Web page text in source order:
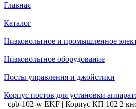
Главная
–
Каталог
–
Низковольтное и промышленное
–
Низковольтное оборудование
–
Посты управления и джойстики
–
Корпус постов для установки
–cpb-102-w EKF | Корпус КП 102 2